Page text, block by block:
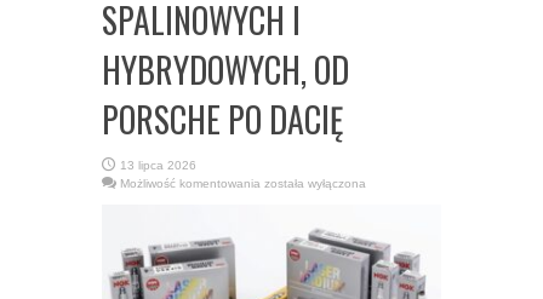
SPALINOWYCH I
HYBRYDOWYCH, OD
PORSCHE PO DACIĘ
13 lipca 2026
Możliwość komentowania NGK
OFERTĘ
ŚWIEC
ZAPŁONOWYCH
26
została wyłączona